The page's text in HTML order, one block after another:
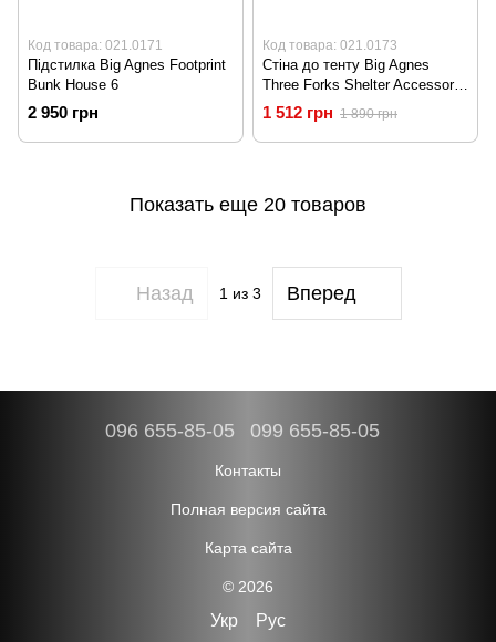
Код товара: 021.0171
Підстилка Big Agnes Footprint
Bunk House 6
2 950 грн
Код товара: 021.0173
Стіна до тенту Big Agnes
Three Forks Shelter Accessory
Wall
1 512 грн 1 890 грн
Показать еще 20 товаров
Назад 1из 3 Вперед
096 655-85-05 099 655-85-05
Контакты
Полная версия сайта
Карта сайта
© 2026
Укр Рус